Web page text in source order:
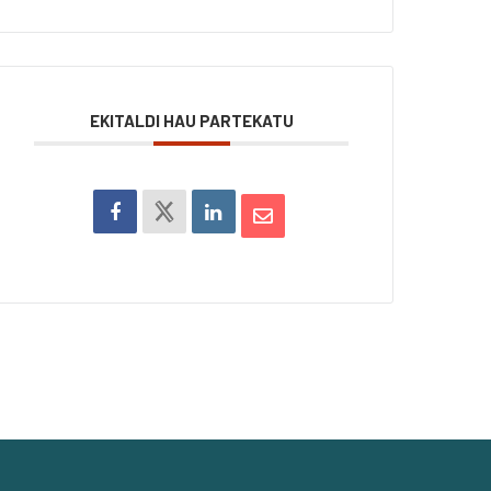
EKITALDI HAU PARTEKATU